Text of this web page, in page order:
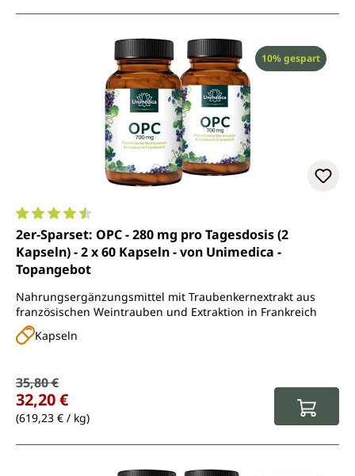
Rabatt
10% gespart
Durchschnittliche Bewertung von 4.5 von 5 Sternen
2er-Sparset: OPC - 280 mg pro Tagesdosis (2
Kapseln) - 2 x 60 Kapseln - von Unimedica -
Topangebot
Nahrungsergänzungsmittel mit Traubenkernextrakt aus
französischen Weintrauben und Extraktion in Frankreich
Kapseln
Verkaufspreis:
Regulärer Preis:
35,80 €
32,20 €
(619,23 € / kg)